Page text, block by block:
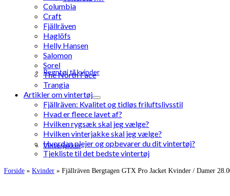
Regntøj til kvinder
Vinterjakker
Columbia
Craft
Fjällräven
Haglöfs
Helly Hansen
Salomon
Sorel
The North Face
Trangia
Artikler om vintertøj
Fjällräven: Kvalitet og tidløs friluftslivsstil
Hvad er fleece lavet af?
Hvilken rygsæk skal jeg vælge?
Hvilken vinterjakke skal jeg vælge?
Hvordan plejer og opbevarer du dit vintertøj?
Tjekliste til det bedste vintertøj
Forside » Kvinder » Fjällräven Bergtagen GTX Pro Jacket Kvinder / Damer